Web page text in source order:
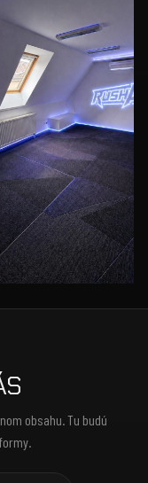
obsahu. Tu budú